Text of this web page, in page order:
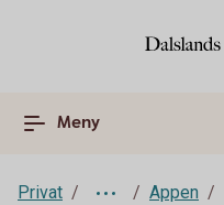
Meny
Privat Appen